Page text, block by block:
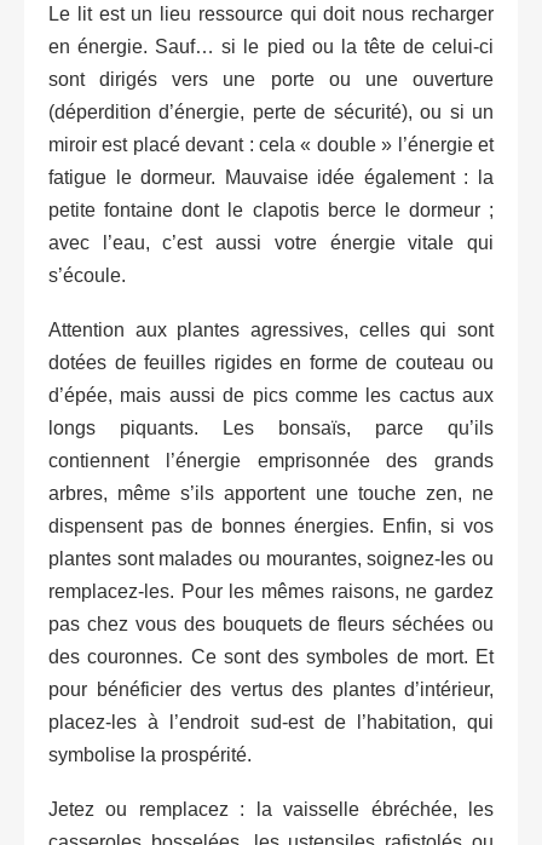
Le lit est un lieu ressource qui doit nous recharger
en énergie. Sauf… si le pied ou la tête de celui-ci
sont dirigés vers une porte ou une ouverture
(déperdition d’énergie, perte de sécurité), ou si un
miroir est placé devant : cela « double » l’énergie et
fatigue le dormeur. Mauvaise idée également : la
petite fontaine dont le clapotis berce le dormeur ;
avec l’eau, c’est aussi votre énergie vitale qui
s’écoule.
Attention aux plantes agressives, celles qui sont
dotées de feuilles rigides en forme de couteau ou
d’épée, mais aussi de pics comme les cactus aux
longs piquants. Les bonsaïs, parce qu’ils
contiennent l’énergie emprisonnée des grands
arbres, même s’ils apportent une touche zen, ne
dispensent pas de bonnes énergies. Enfin, si vos
plantes sont malades ou mourantes, soignez-les ou
remplacez-les. Pour les mêmes raisons, ne gardez
pas chez vous des bouquets de fleurs séchées ou
des couronnes. Ce sont des symboles de mort. Et
pour bénéficier des vertus des plantes d’intérieur,
placez-les à l’endroit sud-est de l’habitation, qui
symbolise la prospérité.
Jetez ou remplacez : la vaisselle ébréchée, les